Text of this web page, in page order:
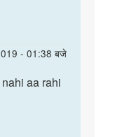
- 01:38 बजे
aa rahi